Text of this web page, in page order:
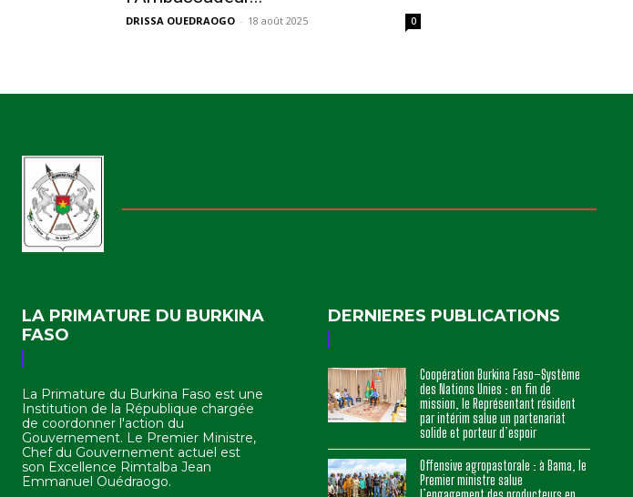
DRISSA OUEDRAOGO - 18 août 2025 0
LA PRIMATURE DU BURKINA
FASO
La Primature du Burkina Faso est une
Institution de la République chargée
de coordonner l'action du
Gouvernement. Le Premier Ministre,
Chef du Gouvernement actuel est
son Excellence Rimtalba Jean
Emmanuel Ouédraogo.
DERNIERES PUBLICATIONS
Coopération Burkina Faso–Système
des Nations Unies : en fin de
mission, le Représentant résident
par intérim salue un partenariat
solide et porteur d’espoir
Offensive agropastorale : à Bama, le
Premier ministre salue